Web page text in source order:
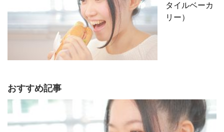
タイルベーカ
リー）
おすすめ記事